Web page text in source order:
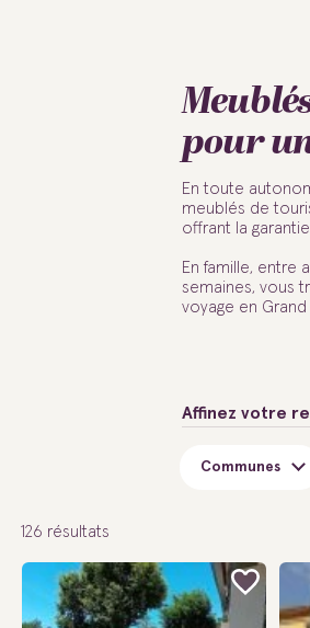
pour
En toute
meublés de
offrant la
En famille, entre
semaines, vous
voyage en
Affinez votre
Communes
126 résultats